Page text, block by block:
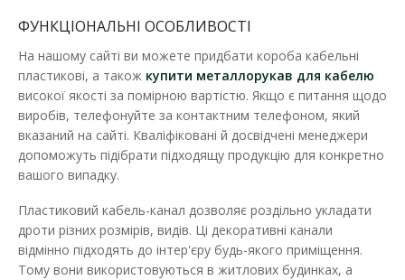
Короб KOPOS 17х17х2000мм LH
Наявність: В наявності
Призначено для вставки декількох кабелів або кабелів
більшого діаметра. Можливість вставити перегоро..
104.84 грн
ФУНКЦІОНАЛЬНІ ОСОБЛИВОСТІ
На нашому сайті ви можете придбати короба кабельні
пластикові, а також купити металлорукав для кабелю
високої якості за помірною вартістю. Якщо є питання щодо
виробів, телефонуйте за контактним телефоном, який
вказаний на сайті. Кваліфіковані й досвідчені менеджери
допоможуть підібрати підходящу продукцію для конкретно
вашого випадку.
Пластиковий кабель-канал дозволяє роздільно укладати
дроти різних розмірів, видів. Ці декоративні канали
відмінно підходять до інтер'єру будь-якого приміщення.
Тому вони використовуються в житлових будинках, а